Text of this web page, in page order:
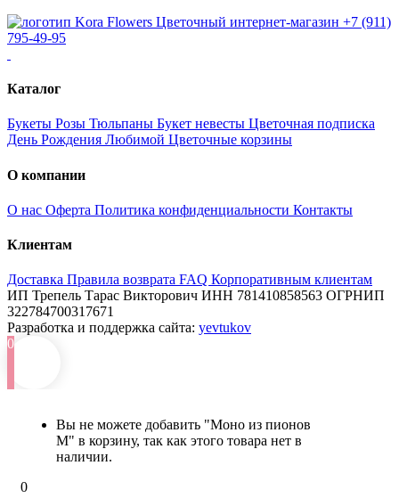
Цветочный интернет-магазин +7 (911)
795-49-95
Каталог
Букеты Розы Тюльпаны Букет невесты Цветочная подписка
День Рождения Любимой Цветочные корзины
О компании
О нас Оферта Политика конфиденциальности Контакты
Клиентам
Доставка Правила возврата FAQ Корпоративным клиентам
ИП Трепель Тарас Викторович ИНН 781410858563 ОГРНИП
322784700317671
Разработка и поддержка сайта: yevtukov
0
Вы не можете добавить "Моно из пионов
М" в корзину, так как этого товара нет в
наличии.
0